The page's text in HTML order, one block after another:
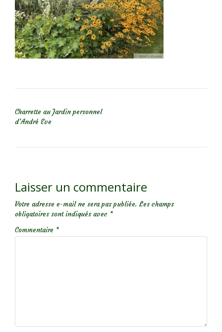
Charrette au Jardin personnel
d’André Eve
Laisser un commentaire
Votre adresse e-mail ne sera pas publiée. Les champs
obligatoires sont indiqués avec *
Commentaire *